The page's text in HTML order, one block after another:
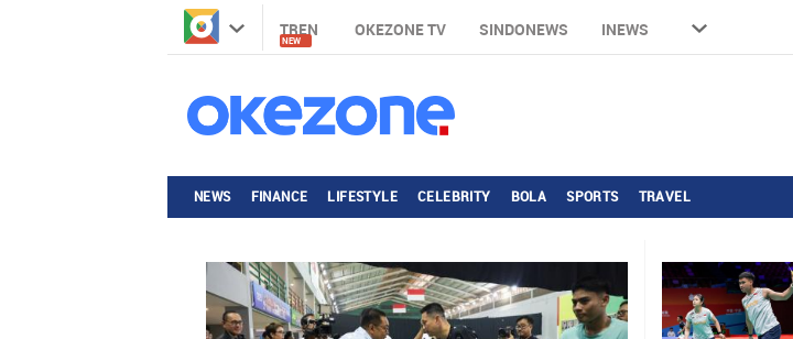
TREN
NEW
OKEZONE TV SINDONEWS INEWS
NEWS FINANCE LIFESTYLE CELEBRITY BOLA SPORTS TRAVEL